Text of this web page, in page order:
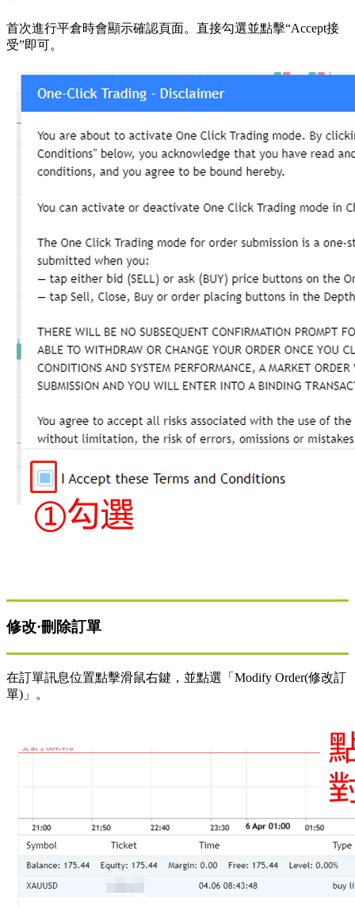
首次進行平倉時會顯示確認頁面。直接勾選並點擊“Accept接
受”即可。
修改·刪除訂單
在訂單訊息位置點擊滑鼠右鍵，並點選「Modify Order(修改訂
單)」。